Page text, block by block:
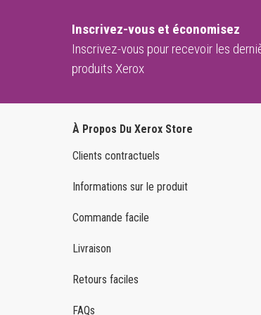
Inscrivez-vous et économisez
Inscrivez-vous pour recevoir les
produits Xerox
À Propos Du Xerox Store
Clients contractuels
Informations sur le produit
Commande facile
Livraison
Retours faciles
FAQs